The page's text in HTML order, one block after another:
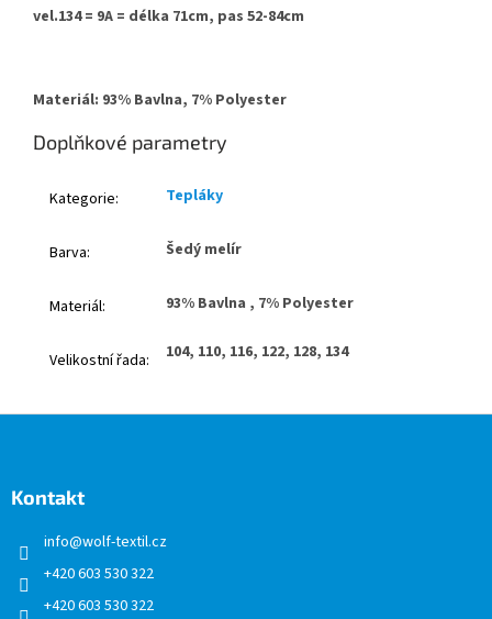
vel.134 = 9A = délka 71cm, pas 52-84cm
Materiál: 93% Bavlna, 7% Polyester
Doplňkové parametry
Kategorie: Tepláky
Barva: Šedý melír
Materiál: 93% Bavlna , 7% Polyester
Velikostní řada: 104, 110, 116, 122, 128, 134
Kontakt
info@wolf-textil.cz
+420 603 530 322
+420 603 530 322